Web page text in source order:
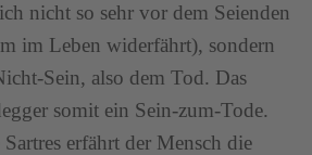
nicht so sehr vor dem Seienden
im Leben widerfährt), sondern
Sein, also dem Tod. Das
somit ein Sein-zum-Tode.
erfährt der Mensch die